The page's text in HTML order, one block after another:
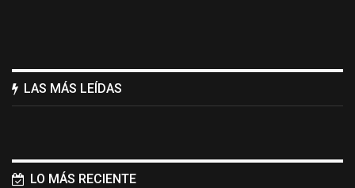
LAS MÁS LEÍDAS
LO MÁS RECIENTE